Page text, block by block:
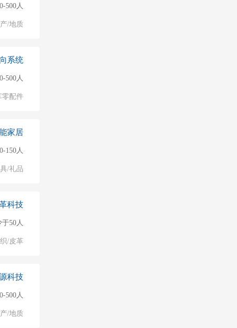
500人
/地质
系统
500人
零配件
家居
150人
/礼品
科技
于50人
/皮革
科技
500人
/地质